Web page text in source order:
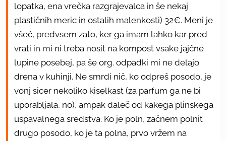
lopatka, ena vrečka razgrajevalca in še nekaj
plastičnih meric in ostalih malenkosti) 32€. Meni je
všeč, predvsem zato, ker ga imam lahko kar pred
vrati in mi ni treba nosit na kompost vsake jajčne
lupine posebej, pa še org. odpadki mi ne delajo
drena v kuhinji. Ne smrdi nič, ko odpreš posodo, je
vonj sicer nekoliko kiselkast (za parfum ga ne bi
uporabljala, no), ampak daleč od kakega plinskega
uspavalnega sredstva. Ko je poln, začnem polnit
drugo posodo, ko je ta polna, prvo vržem na